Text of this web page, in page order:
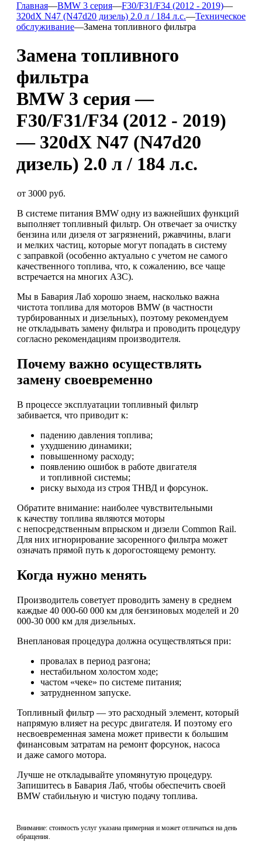
Главная—BMW 3 серия—F30/F31/F34 (2012 - 2019)—
320dX N47 (N47d20 дизель) 2.0 л / 184 л.с.—Техническое
обслуживание—Замена топливного фильтра
Замена топливного
фильтра
BMW 3 серия —
F30/F31/F34 (2012 - 2019)
— 320dX N47 (N47d20
дизель) 2.0 л / 184 л.с.
от 3000 руб.
В системе питания BMW одну из важнейших функций
выполняет топливный фильтр. Он отвечает за очистку
бензина или дизеля от загрязнений, ржавчины, влаги
и мелких частиц, которые могут попадать в систему
с заправкой (особенно актуально с учетом не самого
качественного топлива, что, к сожалению, все чаще
встречается на многих АЗС).
Мы в Бавария Лаб хорошо знаем, насколько важна
чистота топлива для моторов BMW (в частности
турбированных и дизельных), поэтому рекомендуем
не откладывать замену фильтра и проводить процедуру
согласно рекомендациям производителя.
Почему важно осуществлять
замену своевременно
В процессе эксплуатации топливный фильтр
забивается, что приводит к:
падению давления топлива;
ухудшению динамики;
повышенному расходу;
появлению ошибок в работе двигателя
и топливной системы;
риску выхода из строя ТНВД и форсунок.
Обратите внимание: наиболее чувствительными
к качеству топлива являются моторы
с непосредственным впрыском и дизели Common Rail.
Для них игнорирование засоренного фильтра может
означать прямой путь к дорогостоящему ремонту.
Когда нужно менять
Производитель советует проводить замену в среднем
каждые 40 000-60 000 км для бензиновых моделей и 20
000-30 000 км для дизельных.
Внеплановая процедура должна осуществляться при:
провалах в период разгона;
нестабильном холостом ходе;
частом «чеке» по системе питания;
затрудненном запуске.
Топливный фильтр — это расходный элемент, который
напрямую влияет на ресурс двигателя. И поэтому его
несвоевременная замена может привести к большим
финансовым затратам на ремонт форсунок, насоса
и даже самого мотора.
Лучше не откладывайте упомянутую процедуру.
Запишитесь в Бавария Лаб, чтобы обеспечить своей
BMW стабильную и чистую подачу топлива.
Внимание: стоимость услуг указана примерная и может отличаться на день
обращения.